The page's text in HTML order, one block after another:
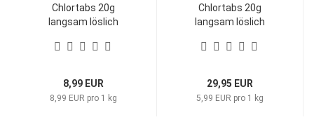
Chlortabs 20g
langsam löslich
8,99 EUR
8,99 EUR pro 1 kg
Chlortabs 20g
langsam löslich
29,95 EUR
5,99 EUR pro 1 kg